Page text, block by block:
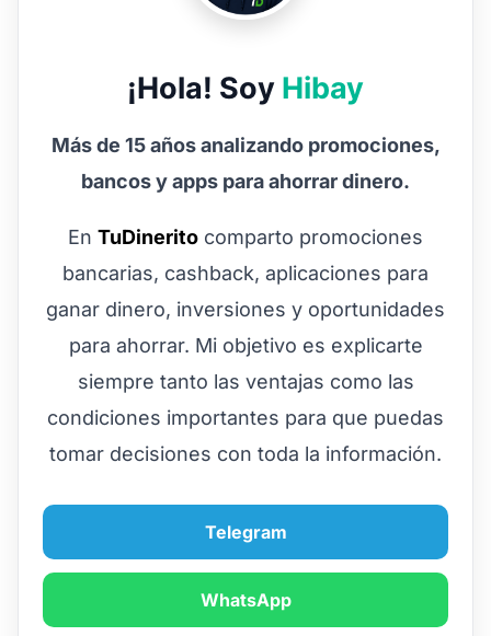
¡Hola! Soy Hibay
Más de 15 años analizando promociones,
bancos y apps para ahorrar dinero.
En TuDinerito comparto promociones
bancarias, cashback, aplicaciones para
ganar dinero, inversiones y oportunidades
para ahorrar. Mi objetivo es explicarte
siempre tanto las ventajas como las
condiciones importantes para que puedas
tomar decisiones con toda la información.
Telegram
WhatsApp